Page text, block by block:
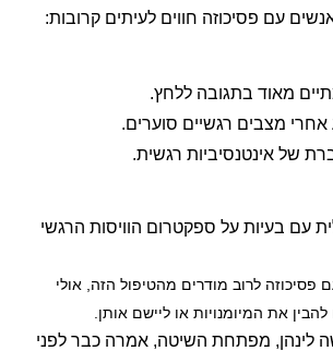
עם פסיכוזה חווים לעיתים קרובות:
מאוד בתגובה ללחץ.
אחרי מצבים רגשיים סוערים.
של אינטנסיביות רגשית.
עם בעיות על ספקטרום הוויסות הרגשי
לרוב מודרים מהטיפול הזה, אולי
את המיומנויות או ליישם אותן.
לינהן, מפתחת השיטה, אמרה כבר לפני